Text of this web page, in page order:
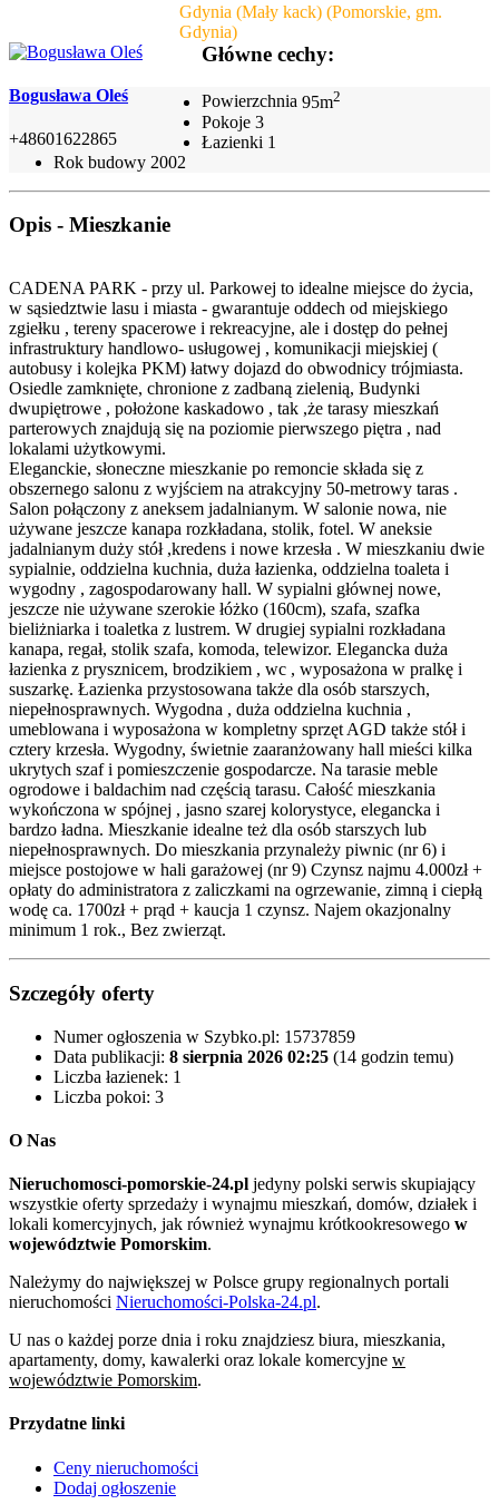
Gdynia (Mały kack) (Pomorskie, gm.
Gdynia)
Bogusława Oleś
+48601622865
Główne cechy:
Powierzchnia 95m2
Pokoje 3
Łazienki 1
Rok budowy 2002
Opis - Mieszkanie
CADENA PARK - przy ul. Parkowej to idealne miejsce do życia,
w sąsiedztwie lasu i miasta - gwarantuje oddech od miejskiego
zgiełku , tereny spacerowe i rekreacyjne, ale i dostęp do pełnej
infrastruktury handlowo- usługowej , komunikacji miejskiej (
autobusy i kolejka PKM) łatwy dojazd do obwodnicy trójmiasta.
Osiedle zamknięte, chronione z zadbaną zielenią, Budynki
dwupiętrowe , położone kaskadowo , tak ,że tarasy mieszkań
parterowych znajdują się na poziomie pierwszego piętra , nad
lokalami użytkowymi.
Eleganckie, słoneczne mieszkanie po remoncie składa się z
obszernego salonu z wyjściem na atrakcyjny 50-metrowy taras .
Salon połączony z aneksem jadalnianym. W salonie nowa, nie
używane jeszcze kanapa rozkładana, stolik, fotel. W aneksie
jadalnianym duży stół ,kredens i nowe krzesła . W mieszkaniu dwie
sypialnie, oddzielna kuchnia, duża łazienka, oddzielna toaleta i
wygodny , zagospodarowany hall. W sypialni głównej nowe,
jeszcze nie używane szerokie łóżko (160cm), szafa, szafka
bieliżniarka i toaletka z lustrem. W drugiej sypialni rozkładana
kanapa, regał, stolik szafa, komoda, telewizor. Elegancka duża
łazienka z prysznicem, brodzikiem , wc , wyposażona w pralkę i
suszarkę. Łazienka przystosowana także dla osób starszych,
niepełnosprawnych. Wygodna , duża oddzielna kuchnia ,
umeblowana i wyposażona w kompletny sprzęt AGD także stół i
cztery krzesła. Wygodny, świetnie zaaranżowany hall mieści kilka
ukrytych szaf i pomieszczenie gospodarcze. Na tarasie meble
ogrodowe i baldachim nad częścią tarasu. Całość mieszkania
wykończona w spójnej , jasno szarej kolorystyce, elegancka i
bardzo ładna. Mieszkanie idealne też dla osób starszych lub
niepełnosprawnych. Do mieszkania przynależy piwnic (nr 6) i
miejsce postojowe w hali garażowej (nr 9) Czynsz najmu 4.000zł +
opłaty do administratora z zaliczkami na ogrzewanie, zimną i ciepłą
wodę ca. 1700zł + prąd + kaucja 1 czynsz. Najem okazjonalny
minimum 1 rok., Bez zwierząt.
Szczegóły oferty
Numer ogłoszenia w Szybko.pl: 15737859
Data publikacji: 8 sierpnia 2026 02:25 (14 godzin temu)
Liczba łazienek: 1
Liczba pokoi: 3
O Nas
Nieruchomosci-pomorskie-24.pl jedyny polski serwis skupiający
wszystkie oferty sprzedaży i wynajmu mieszkań, domów, działek i
lokali komercyjnych, jak również wynajmu krótkookresowego w
województwie Pomorskim.
Należymy do największej w Polsce grupy regionalnych portali
nieruchomości Nieruchomości-Polska-24.pl.
U nas o każdej porze dnia i roku znajdziesz biura, mieszkania,
apartamenty, domy, kawalerki oraz lokale komercyjne w
województwie Pomorskim.
Przydatne linki
Ceny nieruchomości
Dodaj ogłoszenie